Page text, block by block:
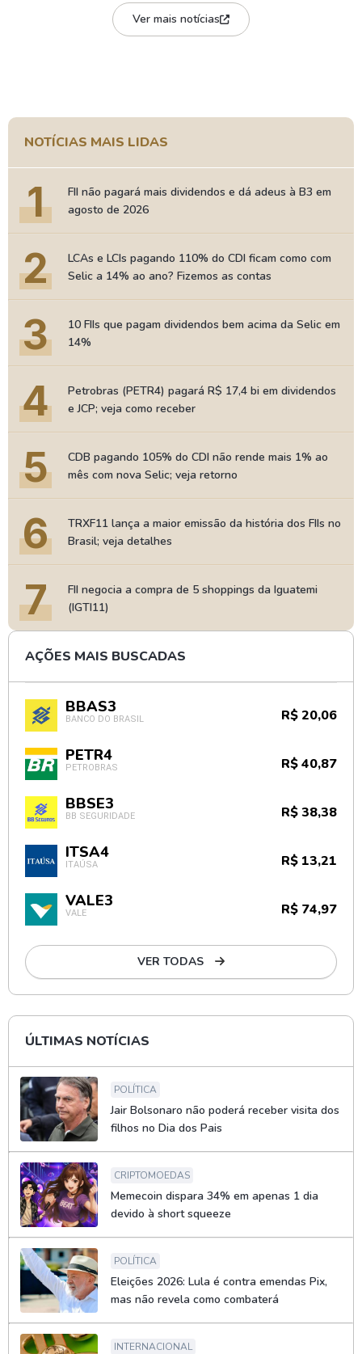
Ver mais notícias
NOTÍCIAS MAIS LIDAS
1
FII não pagará mais dividendos e dá adeus à B3 em
agosto de 2026
2
LCAs e LCIs pagando 110% do CDI ficam como com
Selic a 14% ao ano? Fizemos as contas
3
10 FIIs que pagam dividendos bem acima da Selic em
14%
4
Petrobras (PETR4) pagará R$ 17,4 bi em dividendos
e JCP; veja como receber
5
CDB pagando 105% do CDI não rende mais 1% ao
mês com nova Selic; veja retorno
6
TRXF11 lança a maior emissão da história dos FIIs no
Brasil; veja detalhes
7
FII negocia a compra de 5 shoppings da Iguatemi
(IGTI11)
AÇÕES MAIS BUSCADAS
BBAS3
BANCO DO BRASIL R$ 20,06
PETR4
PETROBRAS R$ 40,87
BBSE3
BB SEGURIDADE R$ 38,38
ITSA4
ITAÚSA R$ 13,21
VALE3
VALE R$ 74,97
VER TODAS
ÚLTIMAS NOTÍCIAS
POLÍTICA
Jair Bolsonaro não poderá receber visita dos
filhos no Dia dos Pais
CRIPTOMOEDAS
Memecoin dispara 34% em apenas 1 dia
devido à short squeeze
POLÍTICA
Eleições 2026: Lula é contra emendas Pix,
mas não revela como combaterá
INTERNACIONAL